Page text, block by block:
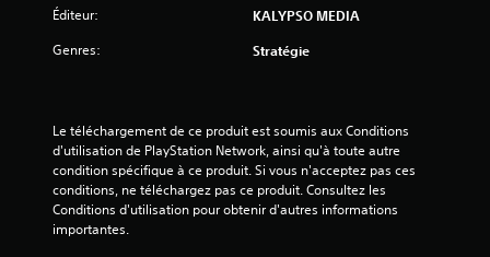
Éditeur: KALYPSO MEDIA
Genres: Stratégie
Le téléchargement de ce produit est soumis aux Conditions
d'utilisation de PlayStation Network, ainsi qu'à toute autre
condition spécifique à ce produit. Si vous n'acceptez pas ces
conditions, ne téléchargez pas ce produit. Consultez les
Conditions d'utilisation pour obtenir d'autres informations
importantes.